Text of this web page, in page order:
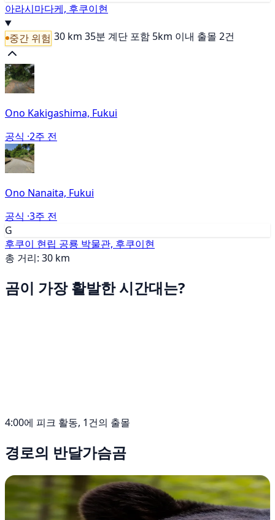
아라시마다케, 후쿠이현
중간 위험 30 km 35분 계단 포함 5km 이내 출몰 2건
Ono Kakigashima, Fukui
공식 ·2주 전
Ono Nanaita, Fukui
공식 ·3주 전
G
후쿠이 현립 공룡 박물관, 후쿠이현
총 거리: 30 km
곰이 가장 활발한 시간대는?
4:00에 피크 활동, 1건의 출몰
경로의 반달가슴곰